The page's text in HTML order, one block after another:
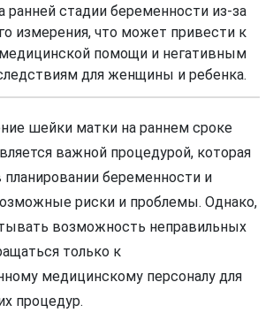
ранней стадии беременности из-за
измерения, что может привести к
помощи и негативным
для женщины и ребенка.
шейки матки на раннем сроке
важной процедурой, которая
беременности и
риски и проблемы. Однако,
возможность неправильных
только к
медицинскому персоналу для
процедур.